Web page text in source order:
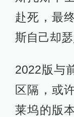
新版《西线
2022版这
原著的“位